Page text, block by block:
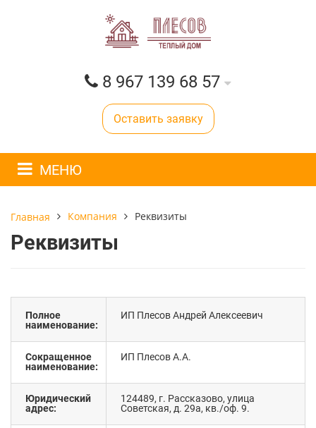
8 967 139 68 57
Оставить заявку
МЕНЮ
Главная Компания Реквизиты
Реквизиты
Полное
наименование:
ИП Плесов Андрей Алексеевич
Сокращенное
наименование:
ИП Плесов А.А.
Юридический
адрес:
124489, г. Рассказово, улица
Советская, д. 29а, кв./оф. 9.